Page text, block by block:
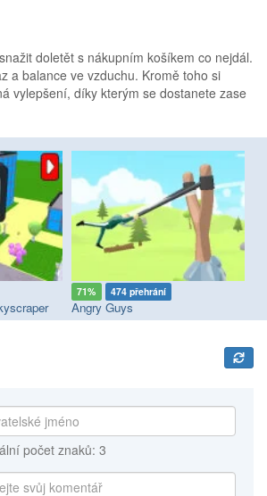
doletět s nákupním košíkem co nejdál.
a balance ve vzduchu. Kromě toho si
vylepšení, díky kterým se dostanete zase
71% 474 přehrání
Angry Guys
počet znaků: 3